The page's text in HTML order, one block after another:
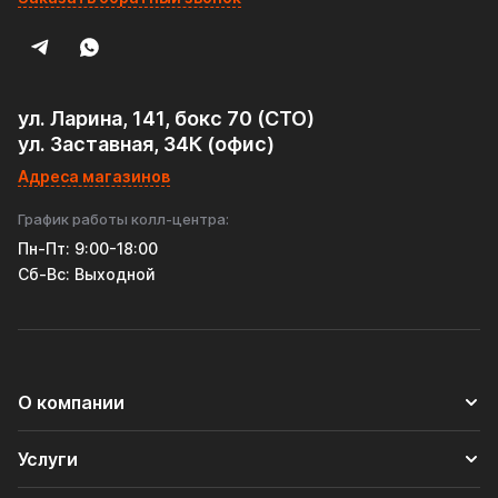
надежность и не готов переплачивать за частый ремонт!
вышедших из строя ктализаторов,
• Тюнинг выхлопа (в паре с прямотоком),
________________________________________
#ТюнингАвто #ЗащитаГлушителя #Нержавейка
#РемонтВыхлопа #УниверсальныйПламегаситель
ул. Ларина, 141, бокс 70 (СТО)
ул. Заставная, 34К (офис)
Адреса магазинов
График работы колл-центра:
Пн-Пт: 9:00-18:00
Cб-Вс: Выходной
О компании
Услуги